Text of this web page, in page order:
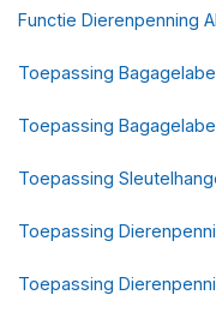
Functie Dierenpenning
Toepassing
Toepassing
Toepassing
Toepassing
Toepassing